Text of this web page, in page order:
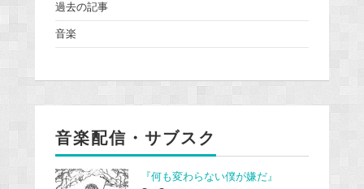
過去の記事
音楽
音楽配信・サブスク
『何も変わらない僕が嫌だ』